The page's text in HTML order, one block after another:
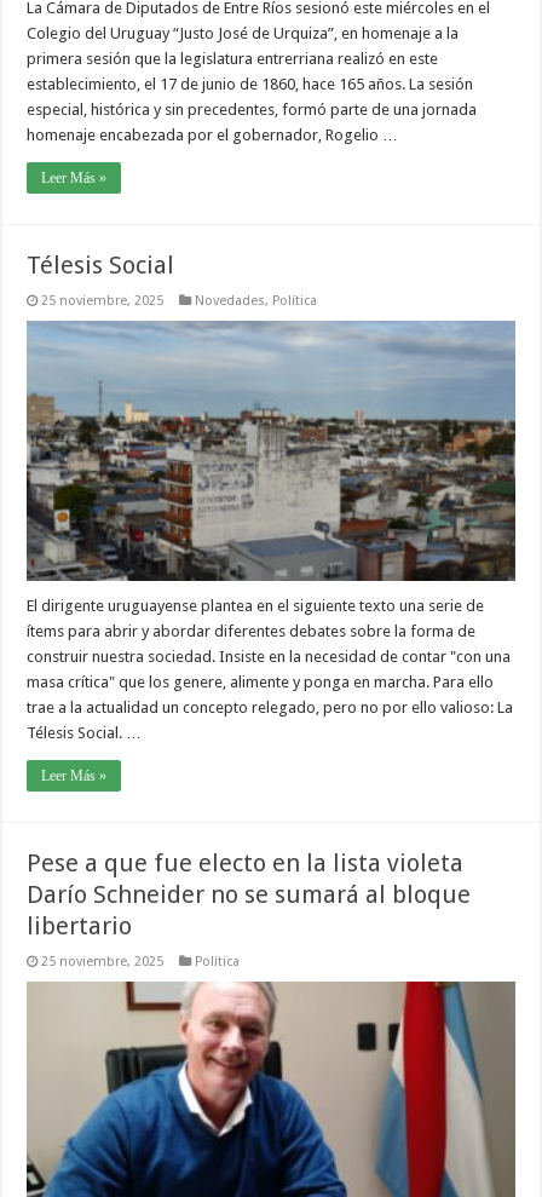
La Cámara de Diputados de Entre Ríos sesionó este miércoles en el
Colegio del Uruguay “Justo José de Urquiza”, en homenaje a la
primera sesión que la legislatura entrerriana realizó en este
establecimiento, el 17 de junio de 1860, hace 165 años. La sesión
especial, histórica y sin precedentes, formó parte de una jornada
homenaje encabezada por el gobernador, Rogelio …
Leer Más »
Télesis Social
25 noviembre, 2025 Novedades, Política
El dirigente uruguayense plantea en el siguiente texto una serie de
ítems para abrir y abordar diferentes debates sobre la forma de
construir nuestra sociedad. Insiste en la necesidad de contar "con una
masa crítica" que los genere, alimente y ponga en marcha. Para ello
trae a la actualidad un concepto relegado, pero no por ello valioso: La
Télesis Social. …
Leer Más »
Pese a que fue electo en la lista violeta
Darío Schneider no se sumará al bloque
libertario
25 noviembre, 2025 Política